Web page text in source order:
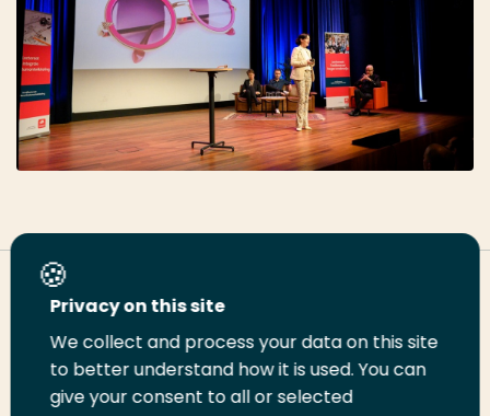
Deel deze pagina
DeelDeelDeelEmailPrint
Privacy on this site
We collect and process your data on this site
to better understand how it is used. You can
give your consent to all or selected